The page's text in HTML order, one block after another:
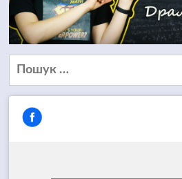
Пошук: